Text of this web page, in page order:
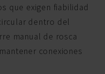
que exigen fiabilidad
dentro del
manual de rosca
conexiones